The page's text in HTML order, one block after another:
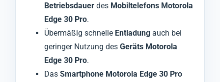
Betriebsdauer des Mobiltelefons Motorola
Edge 30 Pro.
Übermäßig schnelle Entladung auch bei
geringer Nutzung des Geräts Motorola
Edge 30 Pro.
Das Smartphone Motorola Edge 30 Pro